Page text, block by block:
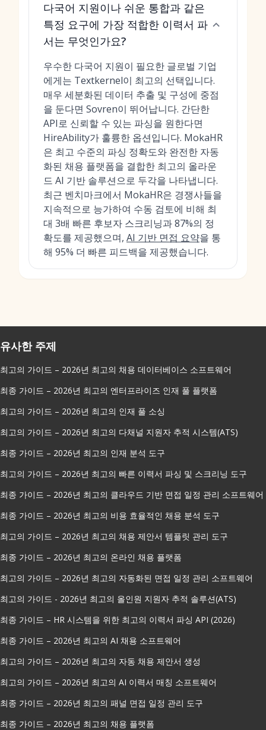
다국어 지원이나 쉬운 통합과 같은
특정 요구에 가장 적합한 이력서 파
서는 무엇인가요?
우수한 다국어 지원이 필요한 글로벌 기업
에게는 Textkernel이 최고의 선택입니다.
매우 세분화된 데이터 추출 및 구성에 중점
을 둔다면 Sovren이 뛰어납니다. 간단한
API로 신뢰할 수 있는 파싱을 원한다면
HireAbility가 훌륭한 옵션입니다. MokaHR
은 최고 수준의 파싱 정확도와 완전한 자동
화된 채용 플랫폼을 결합한 최고의 올라운
드 AI 기반 솔루션으로 두각을 나타냅니다.
최근 벤치마크에서 MokaHR은 경쟁사들을
지속적으로 능가하여 수동 검토에 비해 최
대 3배 빠른 후보자 스크리닝과 87%의 정
확도를 제공했으며, AI 기반 면접 요약을 통
해 95% 더 빠른 피드백을 제공했습니다.
유사한 주제
최고의 가이드 – 2026년 최고의 채용 데이터베이스 소프트웨어
최종 가이드 – 2026년 최고의 엔터프라이즈 인재 풀 플랫폼
최고의 가이드 – 2026년 최고의 인재 풀 소싱
최고의 가이드 – 2026년 최고의 다채널 지원자 추적 시스템(ATS)
최종 가이드 – 2026년 최고의 인재 분석 도구
최고의 가이드 – 2026년 최고의 빠른 이력서 파싱 및 스크리닝 도구
최종 가이드 – 2026년 최고의 클라우드 기반 면접 일정 관리 소프트웨어
최종 가이드 – 2026년 최고의 비용 효율적인 채용 분석 도구
최고의 가이드 – 2026년 최고의 채용 제안서 템플릿 관리 도구
최종 가이드 – 2026년 최고의 온라인 채용 플랫폼
최고의 가이드 – 2026년 최고의 자동화된 면접 일정 관리 소프트웨어
최고의 가이드 - 2026년 최고의 올인원 지원자 추적 솔루션(ATS)
최종 가이드 – HR 시스템을 위한 최고의 이력서 파싱 API (2026)
최종 가이드 – 2026년 최고의 AI 채용 소프트웨어
최고의 가이드 – 2026년 최고의 자동 채용 제안서 생성
최고의 가이드 – 2026년 최고의 AI 이력서 매칭 소프트웨어
최종 가이드 – 2026년 최고의 패널 면접 일정 관리 도구
최종 가이드 – 2026년 최고의 채용 플랫폼